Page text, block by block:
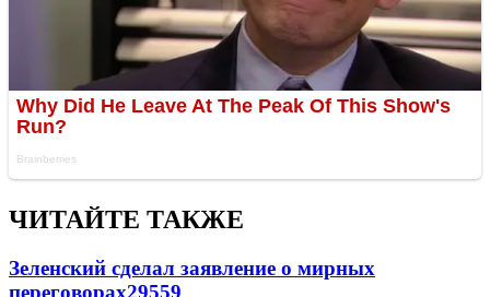
ЧИТАЙТЕ ТАКЖЕ
Зеленский сделал заявление о мирных
переговорах29559